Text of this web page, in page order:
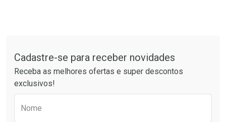
Cadastre-se para receber novidades
Receba as melhores ofertas e super descontos
exclusivos!
Nome